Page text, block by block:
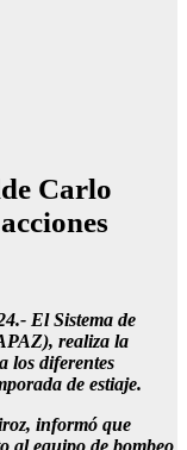
Carlo
El Sistema de
realiza la
los diferentes
de estiaje.
informó que